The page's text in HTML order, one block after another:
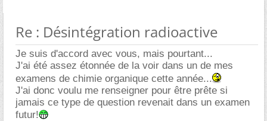
Re : Désintégration radioactive
Je suis d'accord avec vous, mais pourtant...
J'ai été assez étonnée de la voir dans un de mes
examens de chimie organique cette année...
J'ai donc voulu me renseigner pour être prête si
jamais ce type de question revenait dans un examen
futur!